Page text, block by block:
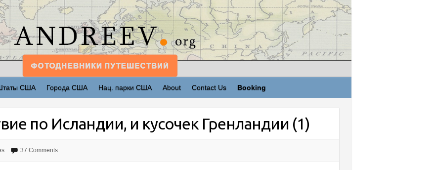
США Города США Нац. парки США About Contact Us Booking
по Исландии, и кусочек Гренландии (1)
37 Comments